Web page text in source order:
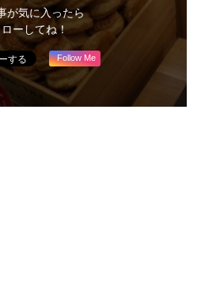
が気に入ったら
ーしてね！
Follow Me